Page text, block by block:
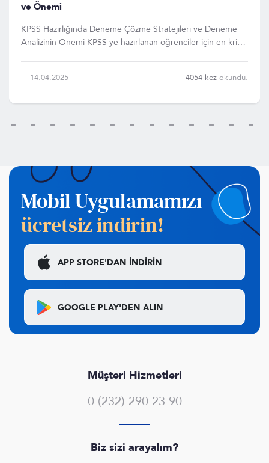
ve Önemi
KPSS Hazırlığında Deneme Çözme Stratejileri ve Deneme
Analizinin Önemi KPSS ye hazırlanan öğrenciler için en kritik
bilgilerini gerçek sinav atmosferinde ö
14.04.2025 4054 kez okundu.
Mobil Uygulamamızı
ücretsiz indirin!
APP STORE'DAN İNDİRİN
GOOGLE PLAY'DEN ALIN
Müşteri Hizmetleri
0 (232) 290 23 90
Biz sizi arayalım?